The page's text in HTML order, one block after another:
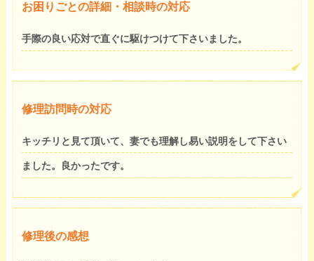
お困りごとの詳細・相談時の対応
手際の良い応対で直ぐに駆けつけて下さいました。
修理訪問時の対応
キッチリと見て頂いて、妻でも理解し易い説明をして下さい
ました。良かったです。
修理後の感想